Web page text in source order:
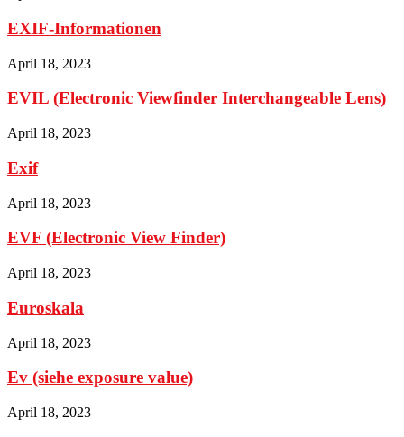
EXIF-Informationen
April 18, 2023
EVIL (Electronic Viewfinder Interchangeable Lens)
April 18, 2023
Exif
April 18, 2023
EVF (Electronic View Finder)
April 18, 2023
Euroskala
April 18, 2023
Ev (siehe exposure value)
April 18, 2023